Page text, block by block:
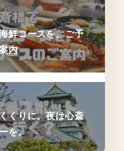
鮮コースを。ご予
内
くりに。夜は心斎
を。